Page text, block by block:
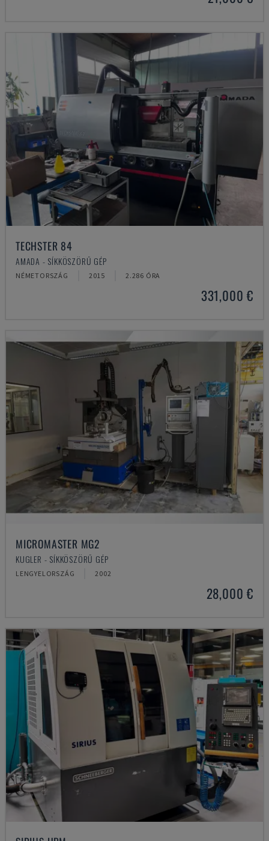
TECHSTER 84
AMADA - SÍKKÖSZÖRŰ GÉP
NÉMETORSZÁG 2015 2.286 ÓRA
331,000 €
MICROMASTER MG2
KUGLER - SÍKKÖSZÖRŰ GÉP
LENGYELORSZÁG 2002
28,000 €